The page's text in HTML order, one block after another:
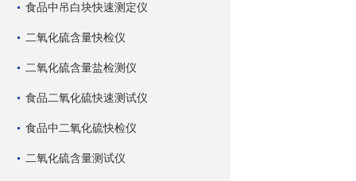
食品中吊白块快速测定仪
二氧化硫含量快检仪
二氧化硫含量盐检测仪
食品二氧化硫快速测试仪
食品中二氧化硫快检仪
二氧化硫含量测试仪